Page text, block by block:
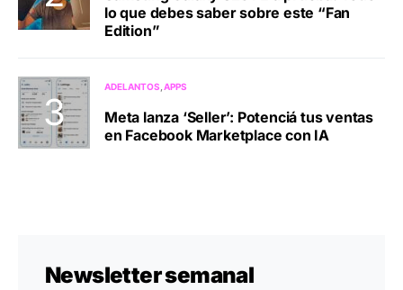
lo que debes saber sobre este “Fan
Edition”
ADELANTOS APPS
Meta lanza ‘Seller’: Potenciá tus ventas
en Facebook Marketplace con IA
Newsletter semanal